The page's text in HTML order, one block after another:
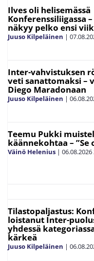
Ilves oli helisemässä
Konferenssiliigassa
näkyy pelko ensi
Juuso Kilpeläinen |
Inter-vahvistuksen
veti sanattomaksi –
Diego Maradonaan
Juuso Kilpeläinen |
Teemu Pukki
käännekohtaa – ”Se
Väinö Helenius | 06.08.2026
Tilastopaljastus:
loistanut Inter-
yhdessä
kärkeä
Juuso Kilpeläinen |